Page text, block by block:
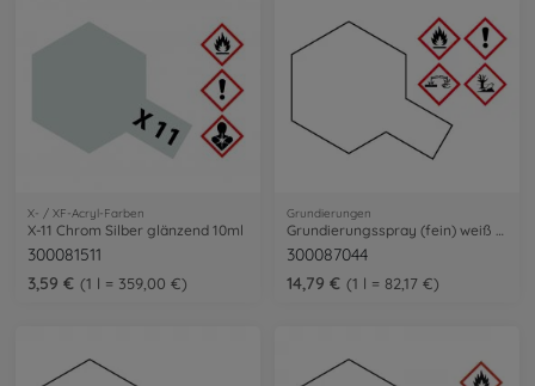
X- / XF-Acryl-Farben
X-11 Chrom Silber glänzend 10ml
300081511
3,59 €
1 l = 359,00 €
Grundierungen
300087044
14,79 €
1 l = 82,17 €